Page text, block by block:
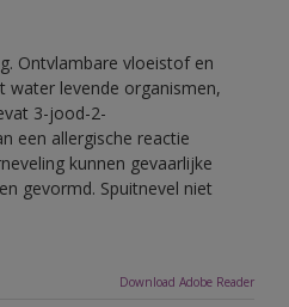
Ontvlambare vloeistof en
water levende organismen,
3-jood-2-
een allergische reactie
kunnen gevaarlijke
gevormd. Spuitnevel niet
Download Adobe Reader